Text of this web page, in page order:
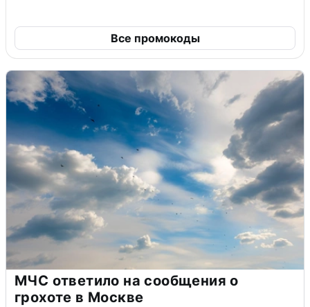
Все промокоды
МЧС ответило на сообщения о
грохоте в Москве